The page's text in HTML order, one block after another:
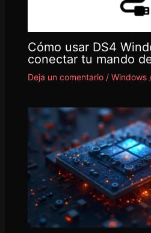
Cómo usar DS4
conectar tu mando
Deja un comentario / Windows